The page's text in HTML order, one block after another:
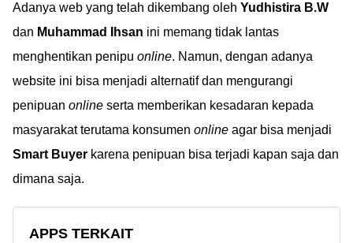
Adanya web yang telah dikembang oleh Yudhistira B.W
dan Muhammad Ihsan ini memang tidak lantas
menghentikan penipu online. Namun, dengan adanya
website ini bisa menjadi alternatif dan mengurangi
penipuan online serta memberikan kesadaran kepada
masyarakat terutama konsumen online agar bisa menjadi
Smart Buyer karena penipuan bisa terjadi kapan saja dan
dimana saja.
APPS TERKAIT